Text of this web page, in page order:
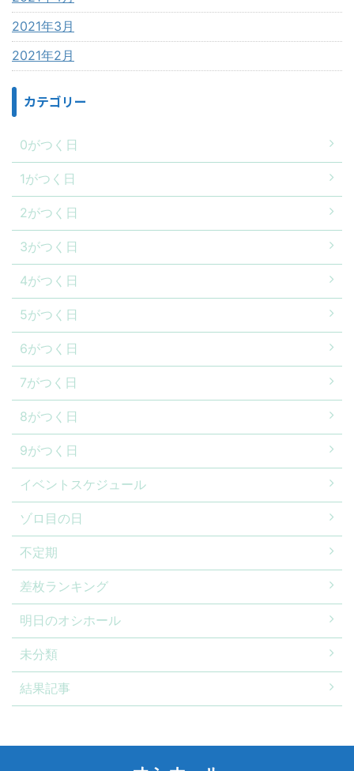
2021年3月
2021年2月
カテゴリー
0がつく日
1がつく日
2がつく日
3がつく日
4がつく日
5がつく日
6がつく日
7がつく日
8がつく日
9がつく日
イベントスケジュール
ゾロ目の日
不定期
差枚ランキング
明日のオシホール
未分類
結果記事